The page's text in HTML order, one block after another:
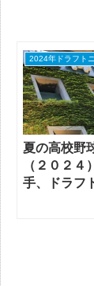
2024年ドラフト
夏の高校野
（２０２４
手、ドラフ